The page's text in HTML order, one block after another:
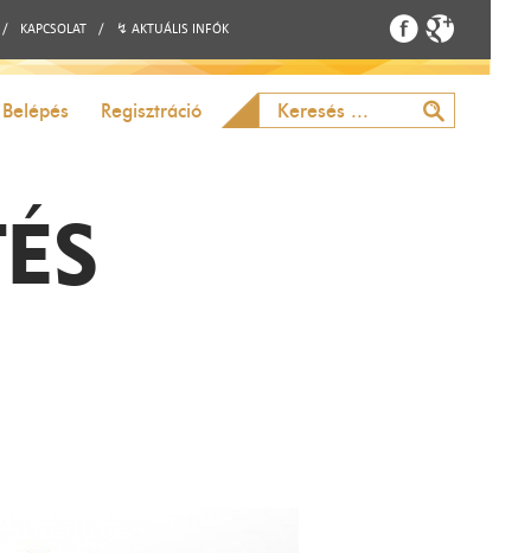
/ KAPCSOLAT / ↯ AKTUÁLIS INFÓK
Belépés Regisztráció